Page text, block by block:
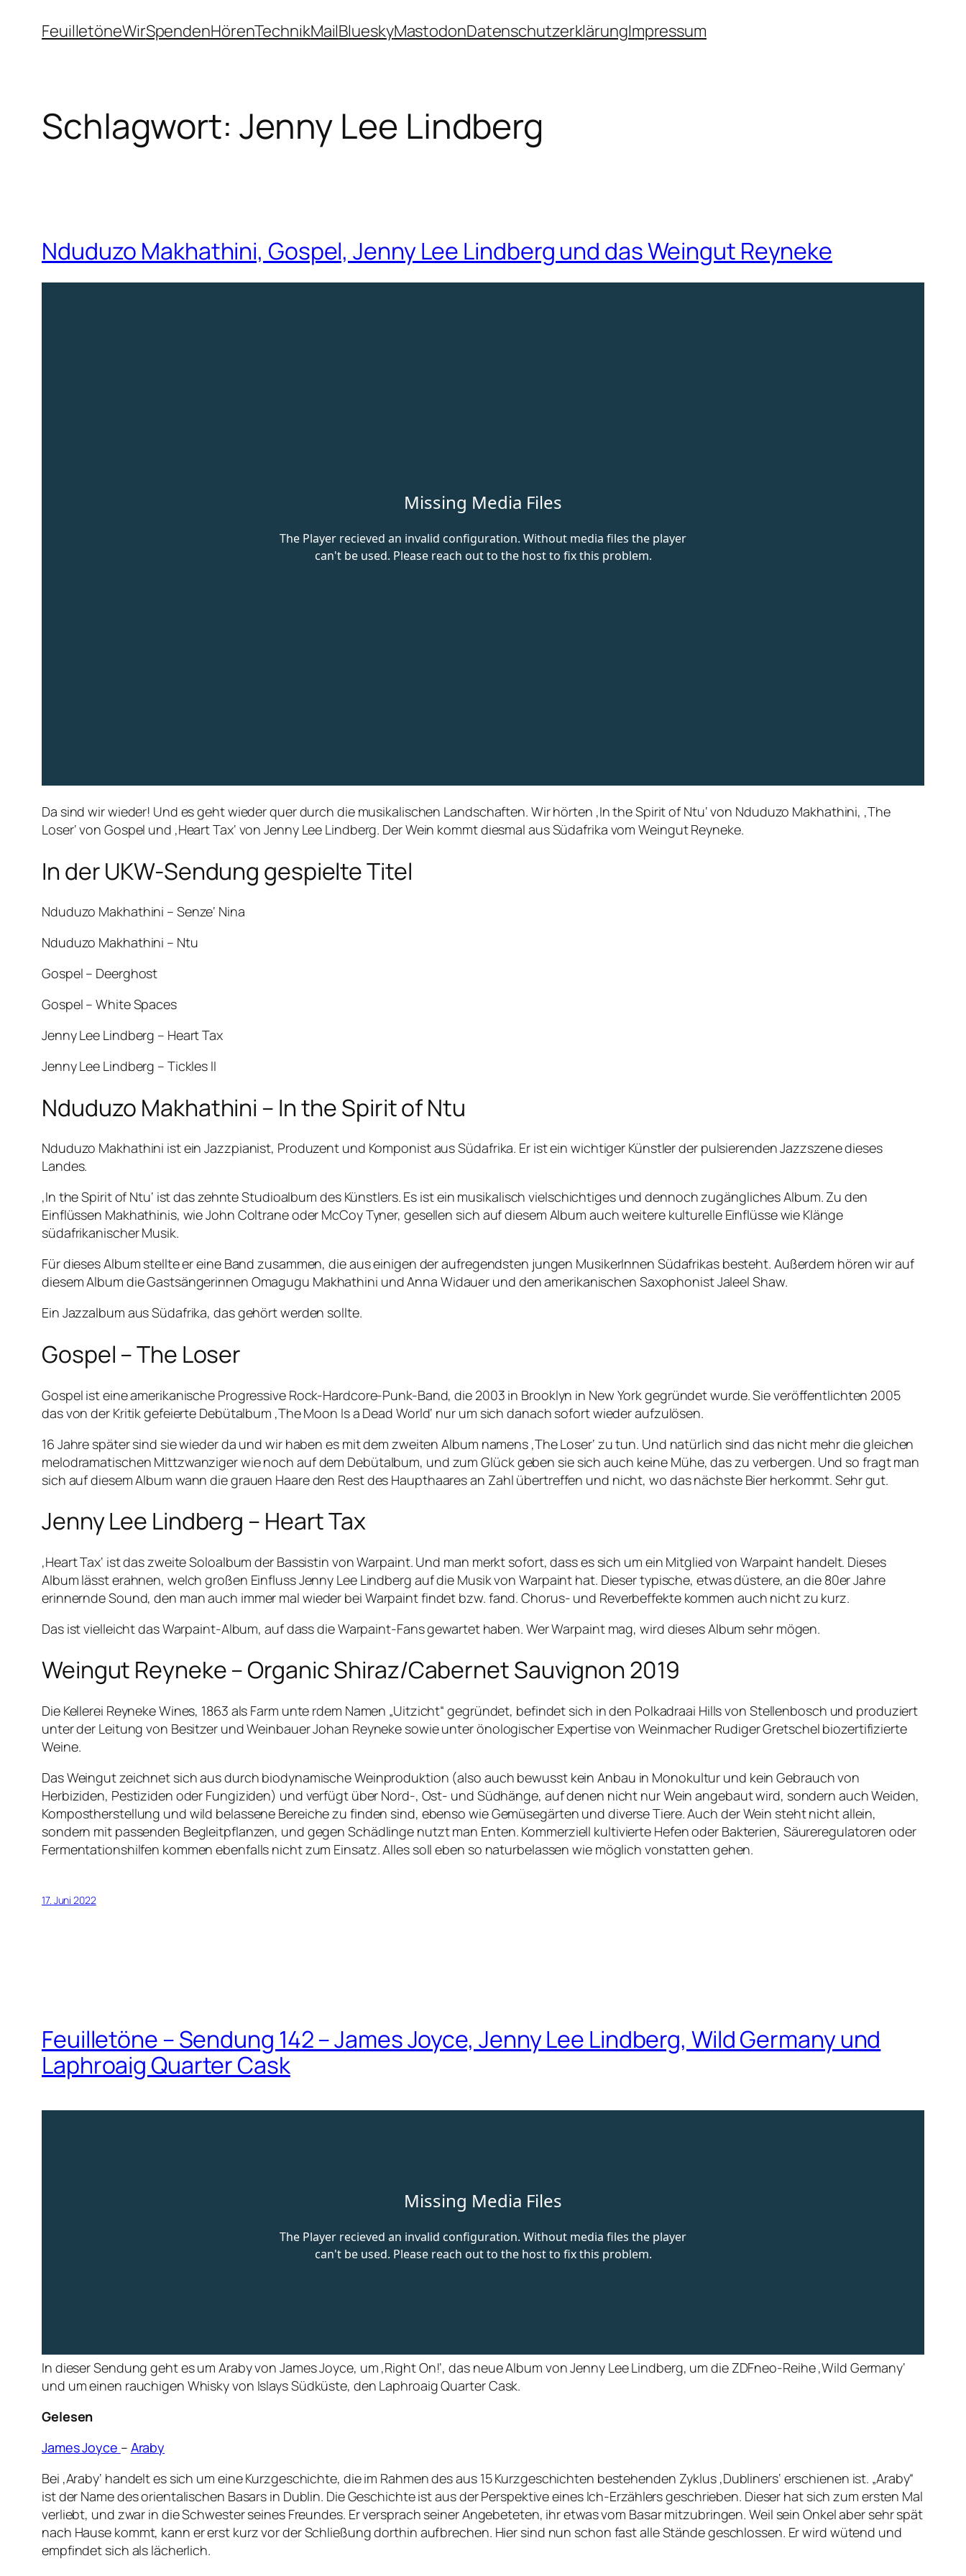
InhaltFeuilletöneWirSpendenHörenTechnikMailBlueskyMastodonDatenschutzerklärungImpressum
Schlagwort: Jenny Lee Lindberg
Nduduzo Makhathini, Gospel, Jenny Lee Lindberg und das Weingut Reyneke
Da sind wir wieder! Und es geht wieder quer durch die musikalischen Landschaften. Wir hörten ‚In the Spirit of Ntu‘ von Nduduzo Makhathini, ‚The
Loser‘ von Gospel und ‚Heart Tax‘ von Jenny Lee Lindberg. Der Wein kommt diesmal aus Südafrika vom Weingut Reyneke.
In der UKW-Sendung gespielte Titel
Nduduzo Makhathini – Senze‘ Nina
Nduduzo Makhathini – Ntu
Gospel – Deerghost
Gospel – White Spaces
Jenny Lee Lindberg – Heart Tax
Jenny Lee Lindberg – Tickles II
Nduduzo Makhathini – In the Spirit of Ntu
Nduduzo Makhathini ist ein Jazzpianist, Produzent und Komponist aus Südafrika. Er ist ein wichtiger Künstler der pulsierenden Jazzszene dieses
Landes.
‚In the Spirit of Ntu‘ ist das zehnte Studioalbum des Künstlers. Es ist ein musikalisch vielschichtiges und dennoch zugängliches Album. Zu den
Einflüssen Makhathinis, wie John Coltrane oder McCoy Tyner, gesellen sich auf diesem Album auch weitere kulturelle Einflüsse wie Klänge
südafrikanischer Musik.
Für dieses Album stellte er eine Band zusammen, die aus einigen der aufregendsten jungen MusikerInnen Südafrikas besteht. Außerdem hören wir auf
diesem Album die Gastsängerinnen Omagugu Makhathini und Anna Widauer und den amerikanischen Saxophonist Jaleel Shaw.
Ein Jazzalbum aus Südafrika, das gehört werden sollte.
Gospel – The Loser
Gospel ist eine amerikanische Progressive Rock-Hardcore-Punk-Band, die 2003 in Brooklyn in New York gegründet wurde. Sie veröffentlichten 2005
das von der Kritik gefeierte Debütalbum ‚The Moon Is a Dead World‘ nur um sich danach sofort wieder aufzulösen.
16 Jahre später sind sie wieder da und wir haben es mit dem zweiten Album namens ‚The Loser‘ zu tun. Und natürlich sind das nicht mehr die gleichen
melodramatischen Mittzwanziger wie noch auf dem Debütalbum, und zum Glück geben sie sich auch keine Mühe, das zu verbergen. Und so fragt man
sich auf diesem Album wann die grauen Haare den Rest des Haupthaares an Zahl übertreffen und nicht, wo das nächste Bier herkommt. Sehr gut.
Jenny Lee Lindberg – Heart Tax
‚Heart Tax‘ ist das zweite Soloalbum der Bassistin von Warpaint. Und man merkt sofort, dass es sich um ein Mitglied von Warpaint handelt. Dieses
Album lässt erahnen, welch großen Einfluss Jenny Lee Lindberg auf die Musik von Warpaint hat. Dieser typische, etwas düstere, an die 80er Jahre
erinnernde Sound, den man auch immer mal wieder bei Warpaint findet bzw. fand. Chorus- und Reverbeffekte kommen auch nicht zu kurz.
Das ist vielleicht das Warpaint-Album, auf dass die Warpaint-Fans gewartet haben. Wer Warpaint mag, wird dieses Album sehr mögen.
Weingut Reyneke – Organic Shiraz/Cabernet Sauvignon 2019
Die Kellerei Reyneke Wines, 1863 als Farm unte rdem Namen „Uitzicht“ gegründet, befindet sich in den Polkadraai Hills von Stellenbosch und produziert
unter der Leitung von Besitzer und Weinbauer Johan Reyneke sowie unter önologischer Expertise von Weinmacher Rudiger Gretschel biozertifizierte
Weine.
Das Weingut zeichnet sich aus durch biodynamische Weinproduktion (also auch bewusst kein Anbau in Monokultur und kein Gebrauch von
Herbiziden, Pestiziden oder Fungiziden) und verfügt über Nord-, Ost- und Südhänge, auf denen nicht nur Wein angebaut wird, sondern auch Weiden,
Kompostherstellung und wild belassene Bereiche zu finden sind, ebenso wie Gemüsegärten und diverse Tiere. Auch der Wein steht nicht allein,
sondern mit passenden Begleitpflanzen, und gegen Schädlinge nutzt man Enten. Kommerziell kultivierte Hefen oder Bakterien, Säureregulatoren oder
Fermentationshilfen kommen ebenfalls nicht zum Einsatz. Alles soll eben so naturbelassen wie möglich vonstatten gehen.
17. Juni 2022
Feuilletöne – Sendung 142 – James Joyce, Jenny Lee Lindberg, Wild Germany und
Laphroaig Quarter Cask
In dieser Sendung geht es um Araby von James Joyce, um ‚Right On!‘, das neue Album von Jenny Lee Lindberg, um die ZDFneo-Reihe ‚Wild Germany‘
und um einen rauchigen Whisky von Islays Südküste, den Laphroaig Quarter Cask.
Gelesen
James Joyce – Araby
Bei ‚Araby‘ handelt es sich um eine Kurzgeschichte, die im Rahmen des aus 15 Kurzgeschichten bestehenden Zyklus ‚Dubliners‘ erschienen ist. „Araby“
ist der Name des orientalischen Basars in Dublin. Die Geschichte ist aus der Perspektive eines Ich-Erzählers geschrieben. Dieser hat sich zum ersten Mal
verliebt, und zwar in die Schwester seines Freundes. Er versprach seiner Angebeteten, ihr etwas vom Basar mitzubringen. Weil sein Onkel aber sehr spät
nach Hause kommt, kann er erst kurz vor der Schließung dorthin aufbrechen. Hier sind nun schon fast alle Stände geschlossen. Er wird wütend und
empfindet sich als lächerlich.